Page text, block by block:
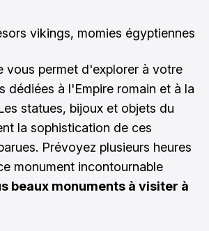
vikings, momies égyptiennes
vous permet d'explorer à votre
dédiées à l'Empire romain et à la
statues, bijoux et objets du
la sophistication de ces
Prévoyez plusieurs heures
monument incontournable
beaux monuments à visiter à